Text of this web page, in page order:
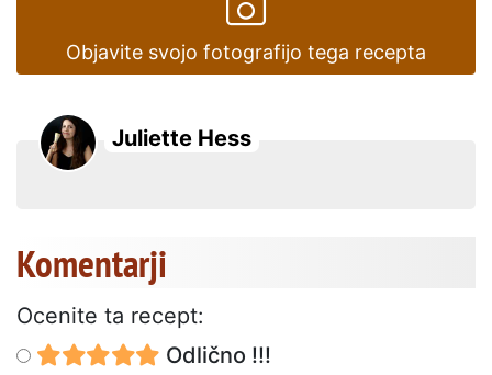
Objavite svojo fotografijo tega recepta
Juliette Hess
Komentarji
Ocenite ta recept:
Odlično !!!